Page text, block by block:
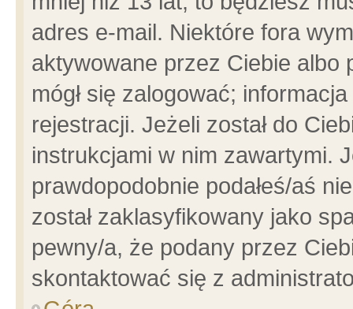
adres e-mail. Niektóre fora
aktywowane przez Ciebie albo
mógł się zalogować;
rejestracji. Jeżeli został do
instrukcjami w nim zawartymi.
prawdopodobnie podałeś/aś
został zaklasyfikowany jako
pewny/a, że podany przez
skontaktować się z